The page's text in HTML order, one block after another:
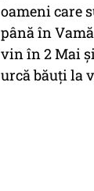
oameni care
până în
vin în 2 Mai
urcă băuți la